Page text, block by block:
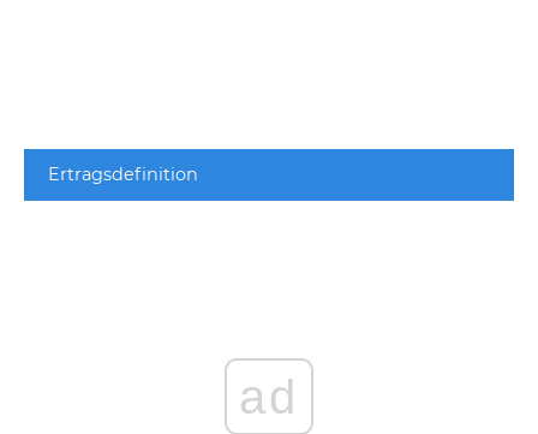
Ertragsdefinition
ad